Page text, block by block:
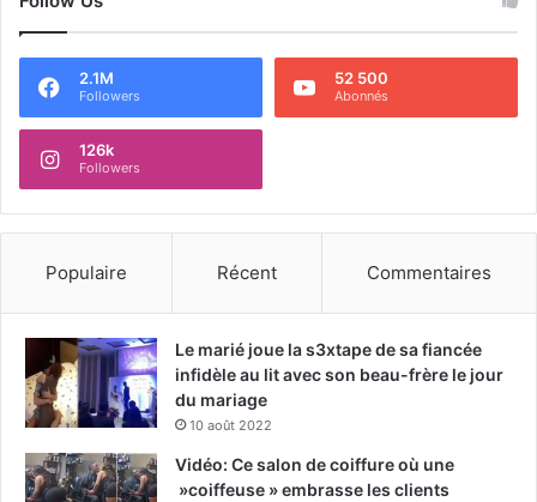
2.1M
Followers
52 500
Abonnés
126k
Followers
Populaire Récent Commentaires
Le marié joue la s3xtape de sa fiancée
infidèle au lit avec son beau-frère le jour
du mariage
10 août 2022
Vidéo: Ce salon de coiffure où une
»coiffeuse » embrasse les clients